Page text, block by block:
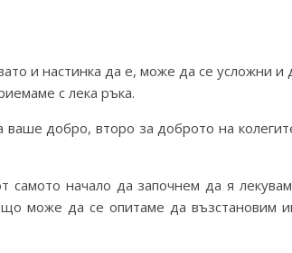
и настинка да е, може да се усложни и
с лека ръка.
добро, второ за доброто на
самото начало да започнем да я
може да се опитаме да възстановим